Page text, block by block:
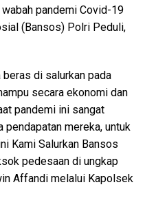
pandemi Covid-19
(Bansos) Polri Peduli,
di salurkan pada
secara ekonomi dan
pandemi ini sangat
pendapatan mereka, untuk
Kami Salurkan Bansos
pedesaan di ungkap
Affandi melalui Kapolsek